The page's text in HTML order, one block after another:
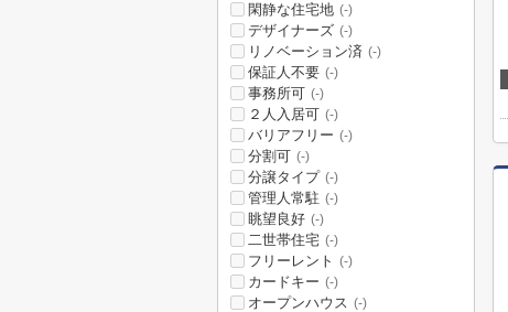
閑静な住宅地 (-)
デザイナーズ (-)
リノベーション済 (-)
保証人不要 (-)
事務所可 (-)
２人入居可 (-)
バリアフリー (-)
分割可 (-)
分譲タイプ (-)
管理人常駐 (-)
眺望良好 (-)
二世帯住宅 (-)
フリーレント (-)
カードキー (-)
オープンハウス (-)